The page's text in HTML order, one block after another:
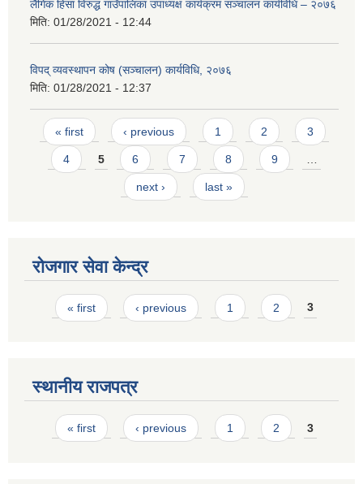
लैंगिक हिंसा विरुद्ध गाउँपालिका उपाध्यक्ष कार्यक्रम सञ्चालन कार्यविधि – २०७६
मिति: 01/28/2021 - 12:44
विपद् व्यवस्थापन कोष (सञ्चालन) कार्यविधि, २०७६
मिति: 01/28/2021 - 12:37
Pages
« first ‹ previous 1 2 3
4 5 6 7 8 9
next › last »
रोजगार सेवा केन्द्र
Pages
« first ‹ previous 1 2 3
स्थानीय राजपत्र
Pages
« first ‹ previous 1 2 3